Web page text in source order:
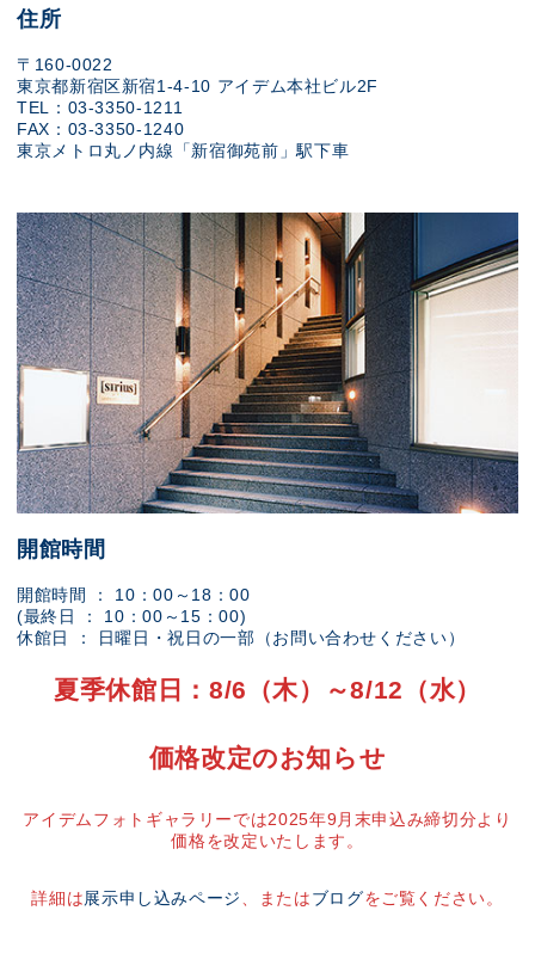
住所
〒160-0022
東京都新宿区新宿1-4-10 アイデム本社ビル2F
TEL：03-3350-1211
FAX：03-3350-1240
東京メトロ丸ノ内線「新宿御苑前」駅下車
開館時間
開館時間 ： 10：00～18：00
(最終日 ： 10：00～15：00)
休館日 ： 日曜日・祝日の一部（お問い合わせください）
夏季休館日：8/6（木）～8/12（水）
価格改定のお知らせ
アイデムフォトギャラリーでは2025年9月末申込み締切分より
価格を改定いたします。
詳細は展示申し込みページ 、またはブログをご覧ください。